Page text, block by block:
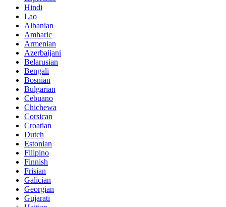
Hindi
Lao
Albanian
Amharic
Armenian
Azerbaijani
Belarusian
Bengali
Bosnian
Bulgarian
Cebuano
Chichewa
Corsican
Croatian
Dutch
Estonian
Filipino
Finnish
Frisian
Galician
Georgian
Gujarati